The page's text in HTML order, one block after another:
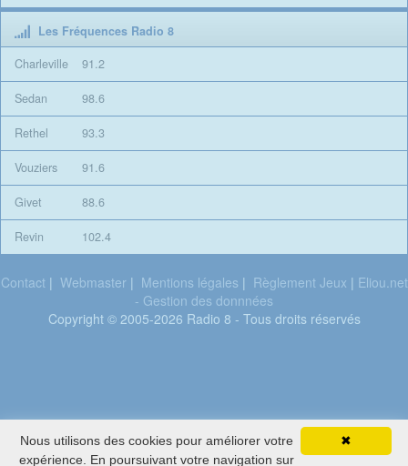
Vitaa
Les Fréquences Radio 8
Charleville
91.2
Sedan 98.6
Rethel 93.3
Vouziers 91.6
Givet 88.6
Revin 102.4
Contact| Webmaster| Mentions légales | Règlement Jeux | Eliou.net
- Gestion des donnnées
Copyright © 2005-2026 Radio 8 - Tous droits réservés
✖
Nous utilisons des cookies pour améliorer votre
expérience. En poursuivant votre navigation sur